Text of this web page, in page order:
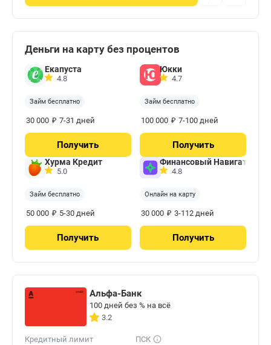
Деньги на карту без процентов
Екапуста
4.8
Займ бесплатно
30 000 ₽ 7-31 дней
Получить
Юкки
4.7
Займ бесплатно
100 000 ₽ 7-100 дней
Получить
Хурма Кредит
5.0
Займ бесплатно
50 000 ₽ 5-30 дней
Получить
Финансовый Навигатор
4.8
Онлайн на карту
30 000 ₽ 3-112 дней
Получить
Альфа-Банк
100 дней без % на всё
3.2
Кредитный лимит
ПСК